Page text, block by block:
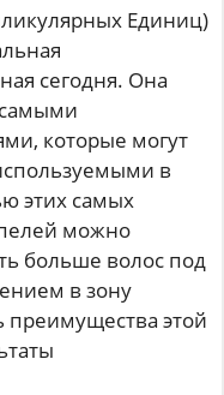
Единиц)
сегодня. Она
которые могут
в
этих самых
можно
больше волос под
в зону
этой